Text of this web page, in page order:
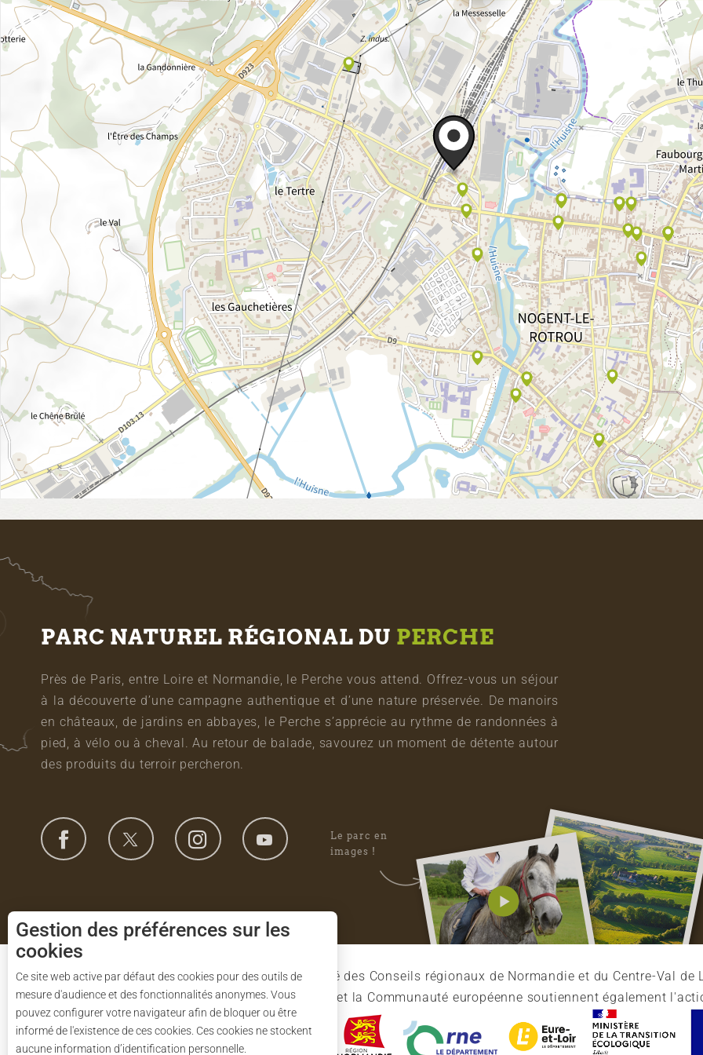
PARC NATUREL RÉGIONAL DU PERCHE
Près de Paris, entre Loire et Normandie, le Perche vous attend. Offrez-vous un séjour
à la découverte d’une campagne authentique et d’une nature préservée. De manoirs
en châteaux, de jardins en abbayes, le Perche s’apprécie au rythme de randonnées à
pied, à vélo ou à cheval. Au retour de balade, savourez un moment de détente autour
des produits du terroir percheron.
Le parc en
images !
Le Syndicat Mixte de gestion du Parc est composé des Conseils régionaux de Normandie et du Centre-Val de
l'Eure-et-Loir et des 91 communes du Parc. L'Etat et la Communauté européenne soutiennent également
Gestion des préférences sur les
cookies
Ce site web active par défaut des cookies pour des outils de
mesure d'audience et des fonctionnalités anonymes. Vous
pouvez configurer votre navigateur afin de bloquer ou être
informé de l'existence de ces cookies. Ces cookies ne stockent
aucune information d’identification personnelle.